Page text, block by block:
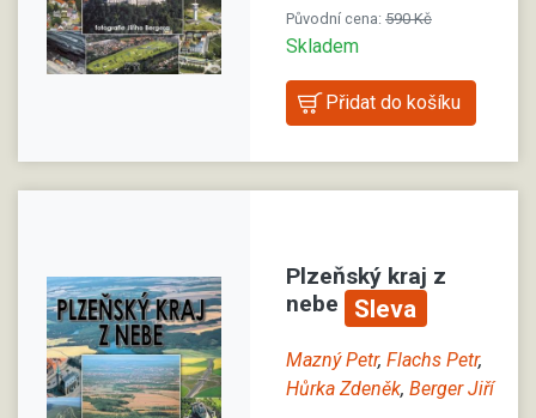
Původní cena: 590 Kč
Skladem
Plzeňský kraj z
nebe
Sleva
Mazný Petr, Flachs Petr,
Hůrka Zdeněk, Berger Jiří